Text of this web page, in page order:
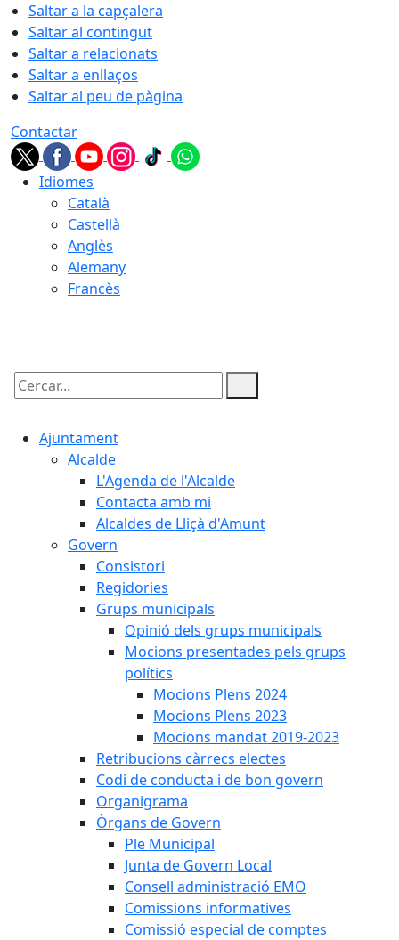
Saltar a la capçalera
Saltar al contingut
Saltar a relacionats
Saltar a enllaços
Saltar al peu de pàgina
Contactar
Idiomes
Català
Castellà
Anglès
Alemany
Francès
Cercar:
Ajuntament
Alcalde
L'Agenda de l'Alcalde
Contacta amb mi
Alcaldes de Lliçà d'Amunt
Govern
Consistori
Regidories
Grups municipals
Opinió dels grups municipals
Mocions presentades pels grups
polítics
Mocions Plens 2024
Mocions Plens 2023
Mocions mandat 2019-2023
Retribucions càrrecs electes
Codi de conducta i de bon govern
Organigrama
Òrgans de Govern
Ple Municipal
Junta de Govern Local
Consell administració EMO
Comissions informatives
Comissió especial de comptes